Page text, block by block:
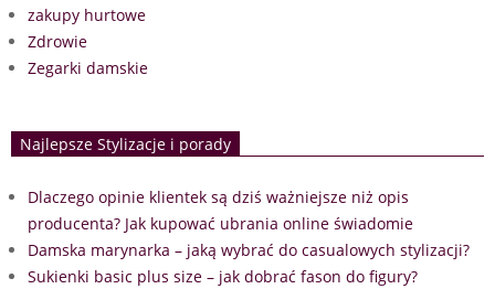
zakupy hurtowe
Zdrowie
Zegarki damskie
Najlepsze Stylizacje i porady
Dlaczego opinie klientek są dziś ważniejsze niż opis
producenta? Jak kupować ubrania online świadomie
Damska marynarka – jaką wybrać do casualowych stylizacji?
Sukienki basic plus size – jak dobrać fason do figury?